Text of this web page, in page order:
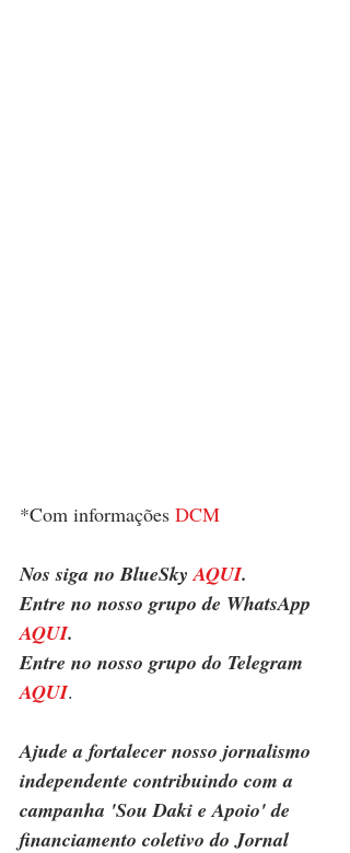
*Com informações DCM
Nos siga no BlueSky AQUI.
Entre no nosso grupo de WhatsApp
AQUI.
Entre no nosso grupo do Telegram
AQUI.
Ajude a fortalecer nosso jornalismo
independente contribuindo com a
campanha 'Sou Daki e Apoio' de
financiamento coletivo do Jornal